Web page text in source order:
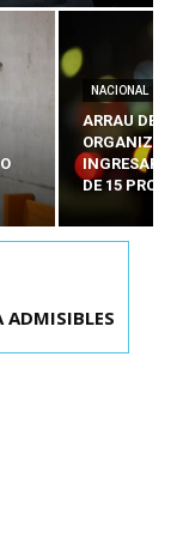
NACIONAL
ARRAU
INGRESARÁ
DE 15
ADMISIBLES
DE